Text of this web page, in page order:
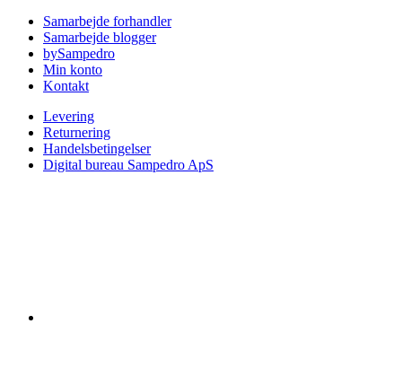
Samarbejde forhandler
Samarbejde blogger
bySampedro
Min konto
Kontakt
Levering
Returnering
Handelsbetingelser
Digital bureau Sampedro ApS